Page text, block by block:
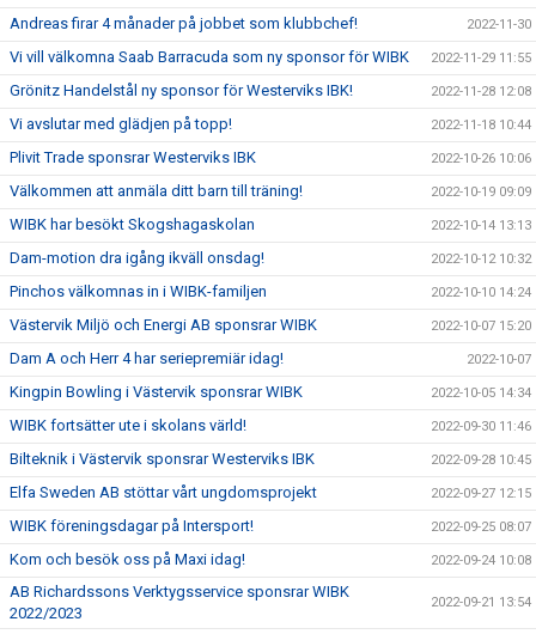
Andreas firar 4 månader på jobbet som klubbchef! 2022-11-30
Vi vill välkomna Saab Barracuda som ny sponsor för WIBK 2022-11-29 11:55
Grönitz Handelstål ny sponsor för Westerviks IBK! 2022-11-28 12:08
Vi avslutar med glädjen på topp! 2022-11-18 10:44
Plivit Trade sponsrar Westerviks IBK 2022-10-26 10:06
Välkommen att anmäla ditt barn till träning! 2022-10-19 09:09
WIBK har besökt Skogshagaskolan 2022-10-14 13:13
Dam-motion dra igång ikväll onsdag! 2022-10-12 10:32
Pinchos välkomnas in i WIBK-familjen 2022-10-10 14:24
Västervik Miljö och Energi AB sponsrar WIBK 2022-10-07 15:20
Dam A och Herr 4 har seriepremiär idag! 2022-10-07
Kingpin Bowling i Västervik sponsrar WIBK 2022-10-05 14:34
WIBK fortsätter ute i skolans värld! 2022-09-30 11:46
Bilteknik i Västervik sponsrar Westerviks IBK 2022-09-28 10:45
Elfa Sweden AB stöttar vårt ungdomsprojekt 2022-09-27 12:15
WIBK föreningsdagar på Intersport! 2022-09-25 08:07
Kom och besök oss på Maxi idag! 2022-09-24 10:08
AB Richardssons Verktygsservice sponsrar WIBK
2022/2023
2022-09-21 13:54